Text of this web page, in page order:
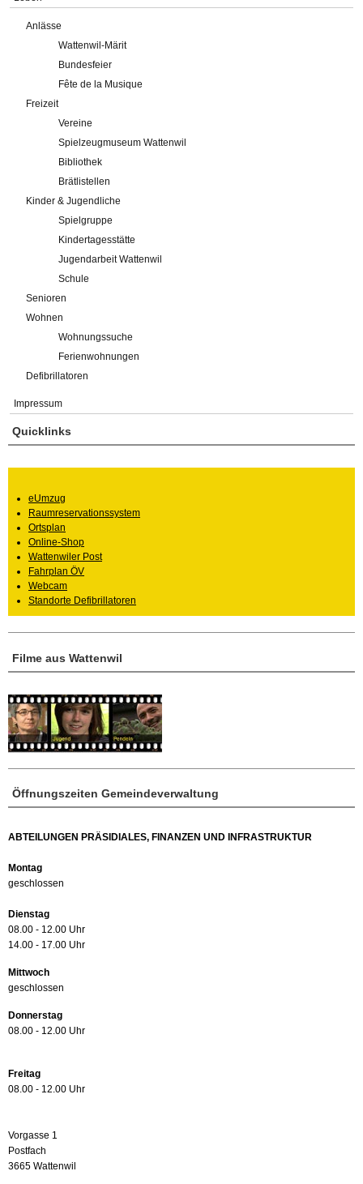
Anlässe
Wattenwil-Märit
Bundesfeier
Fête de la Musique
Freizeit
Vereine
Spielzeugmuseum Wattenwil
Bibliothek
Brätlistellen
Kinder & Jugendliche
Spielgruppe
Kindertagesstätte
Jugendarbeit Wattenwil
Schule
Senioren
Wohnen
Wohnungssuche
Ferienwohnungen
Defibrillatoren
Impressum
Öffnungszeiten Gemeindeverwaltung
ABTEILUNGEN PRÄSIDIALES, FINANZEN UND INFRASTRUKTUR
Montag
geschlossen
Dienstag
08.00 - 12.00 Uhr
14.00 - 17.00 Uhr
Mittwoch
geschlossen
Donnerstag
08.00 - 12.00 Uhr
Freitag
08.00 - 12.00 Uhr
Vorgasse 1
Postfach
3665 Wattenwil
Filme aus Wattenwil
Quicklinks
eUmzug
Raumreservationssystem
Ortsplan
Online-Shop
Wattenwiler Post
Fahrplan ÖV
Webcam
Standorte Defibrillatoren